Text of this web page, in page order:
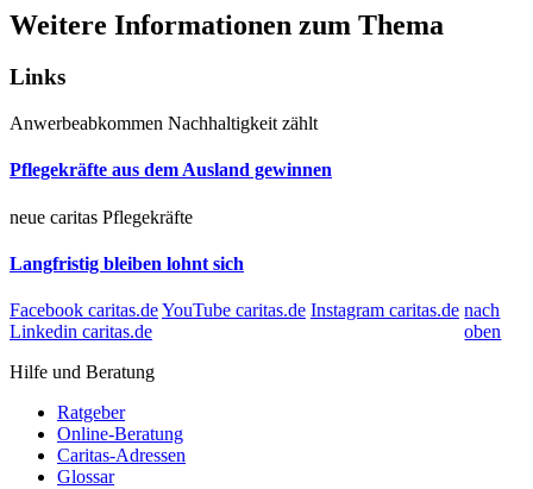
Weitere Informationen zum Thema
Links
Anwerbeabkommen Nachhaltigkeit zählt
Pflegekräfte aus dem Ausland gewinnen
neue caritas Pflegekräfte
Langfristig bleiben lohnt sich
Facebook caritas.deYouTube caritas.de Instagram caritas.de
Linkedin caritas.de
nach
oben
Hilfe und Beratung
Ratgeber
Online-Beratung
Caritas-Adressen
Glossar